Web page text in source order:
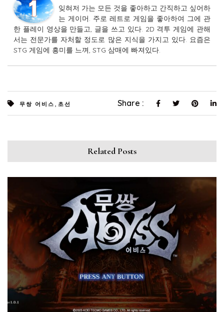
잊혀저 가는 모든 것을 좋아하고 간직하고 싶어하
는 게이머. 주로 레트로 게임을 좋아하여 그에 관
한 플레이 영상을 만들고, 글을 쓰고 있다. 2D 격투 게임에 관해
서는 전문가를 자처할 정도로 많은 지식을 가지고 있다. 요즘은
STG 게임에 흥미를 느껴, STG 삼매에 빠져있다.
무쌍 어비스 초선 Share :
Related Posts